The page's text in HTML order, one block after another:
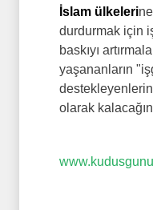
İslam ülkeleri
durdurmak için
baskıyı
yaşananların
olarak